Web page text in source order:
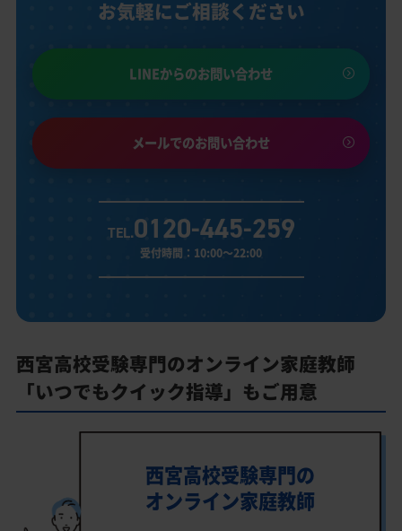
お気軽にご相談ください
LINEからのお問い合わせ
メールでのお問い合わせ
TEL.0120-445-259
受付時間：10:00～22:00
西宮高校受験専門のオンライン家庭教師
「いつでもクイック指導」もご用意
西宮高校受験専門の
オンライン家庭教師